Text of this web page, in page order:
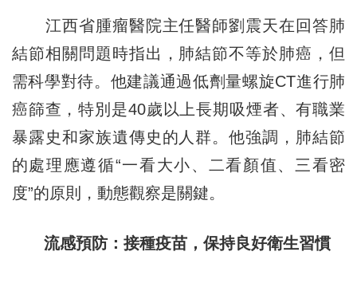
江西省腫瘤醫院主任醫師劉震天在回答肺
結節相關問題時指出，肺結節不等於肺癌，但
需科學對待。他建議通過低劑量螺旋CT進行肺
癌篩查，特別是40歲以上長期吸煙者、有職業
暴露史和家族遺傳史的人群。他強調，肺結節
的處理應遵循“一看大小、二看顏值、三看密
度”的原則，動態觀察是關鍵。
流感預防：接種疫苗，保持良好衛生習慣